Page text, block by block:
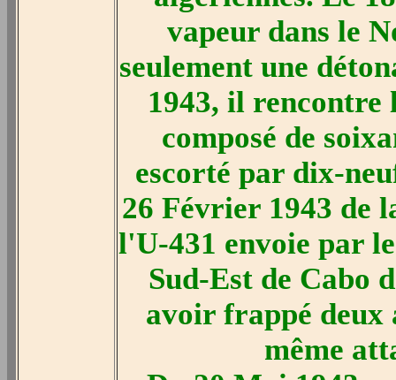
vapeur dans le
seulement une
1943, il rencontre
composé de
escorté par dix-
26 Février 1943 de
l'U-431 envoie par
Sud-Est de Cabo
avoir frappé deux
même